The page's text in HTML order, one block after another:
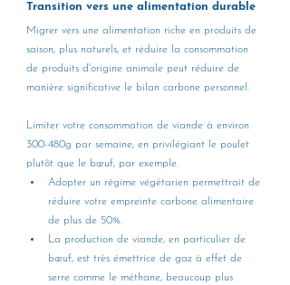
Transition vers une alimentation durable
Migrer vers une alimentation riche en produits de
saison, plus naturels, et réduire la consommation
de produits d'origine animale peut réduire de
manière significative le bilan carbone personnel.
Limiter votre consommation de viande à environ
300-480g par semaine, en privilégiant le poulet
plutôt que le bœuf, par exemple.
Adopter un régime végétarien permettrait de
réduire votre empreinte carbone alimentaire
de plus de 50%.
La production de viande, en particulier de
bœuf, est très émettrice de gaz à effet de
serre comme le méthane, beaucoup plus